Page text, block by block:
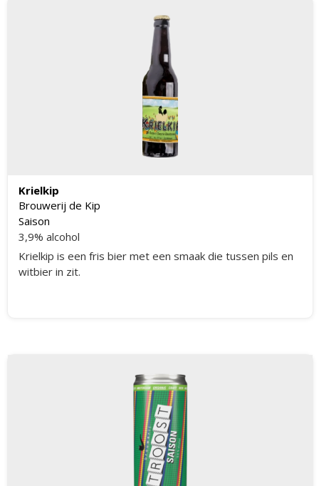
Krielkip
Brouwerij de Kip
Saison
3,9% alcohol
Krielkip is een fris bier met een smaak die tussen pils en
witbier in zit.